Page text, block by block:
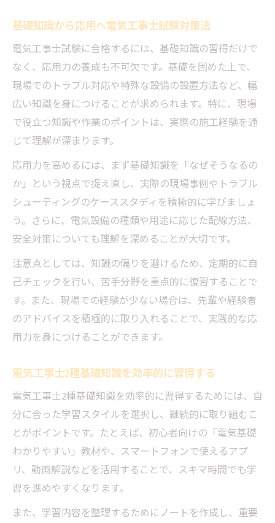
基礎知識から応用へ電気工事士試験対策法
電気工事士試験に合格するには、基礎知識の習得だけで
なく、応用力の養成も不可欠です。基礎を固めた上で、
現場でのトラブル対応や特殊な設備の設置方法など、幅
広い知識を身につけることが求められます。特に、現場
で役立つ知識や作業のポイントは、実際の施工経験を通
じて理解が深まります。
応用力を高めるには、まず基礎知識を「なぜそうなるの
か」という視点で捉え直し、実際の現場事例やトラブル
シューティングのケーススタディを積極的に学びましょ
う。さらに、電気設備の種類や用途に応じた配線方法、
安全対策についても理解を深めることが大切です。
注意点としては、知識の偏りを避けるため、定期的に自
己チェックを行い、苦手分野を重点的に復習することで
す。また、現場での経験が少ない場合は、先輩や経験者
のアドバイスを積極的に取り入れることで、実践的な応
用力を身につけることができます。
電気工事士2種基礎知識を効率的に習得する
電気工事士2種基礎知識を効率的に習得するためには、自
分に合った学習スタイルを選択し、継続的に取り組むこ
とがポイントです。たとえば、初心者向けの「電気基礎
わかりやすい」教材や、スマートフォンで使えるアプ
リ、動画解説などを活用することで、スキマ時間でも学
習を進めやすくなります。
また、学習内容を整理するためにノートを作成し、重要